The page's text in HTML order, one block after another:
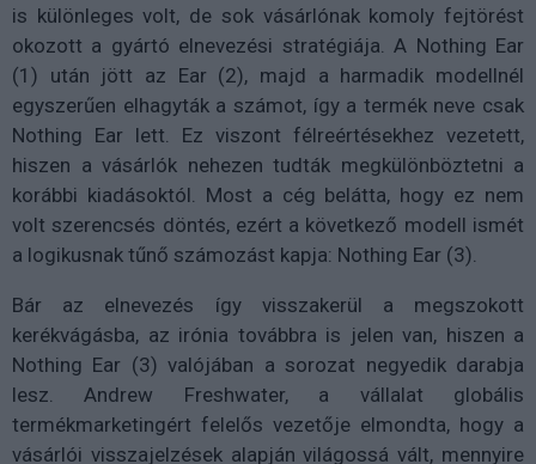
is különleges volt, de sok vásárlónak komoly fejtörést
okozott a gyártó elnevezési stratégiája. A Nothing Ear
(1) után jött az Ear (2), majd a harmadik modellnél
egyszerűen elhagyták a számot, így a termék neve csak
Nothing Ear lett. Ez viszont félreértésekhez vezetett,
hiszen a vásárlók nehezen tudták megkülönböztetni a
korábbi kiadásoktól. Most a cég belátta, hogy ez nem
volt szerencsés döntés, ezért a következő modell ismét
a logikusnak tűnő számozást kapja: Nothing Ear (3).
Bár az elnevezés így visszakerül a megszokott
kerékvágásba, az irónia továbbra is jelen van, hiszen a
Nothing Ear (3) valójában a sorozat negyedik darabja
lesz. Andrew Freshwater, a vállalat globális
termékmarketingért felelős vezetője elmondta, hogy a
vásárlói visszajelzések alapján világossá vált, mennyire